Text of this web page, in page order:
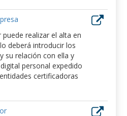
realizar el alta en
deberá introducir los
su relación con ella y
personal expedido
certificadoras